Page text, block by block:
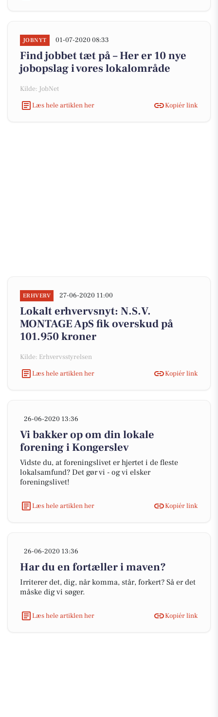
JOBNYT 01-07-2020 08:33
Find jobbet tæt på – Her er 10 nye
jobopslag i vores lokalområde
Kilde: JobNet
Læs hele artiklen her
Kopiér link
ERHVERV 27-06-2020 11:00
Lokalt erhvervsnyt: N.S.V.
MONTAGE ApS fik overskud på
101.950 kroner
Kilde: Erhvervsstyrelsen
Læs hele artiklen her
Kopiér link
26-06-2020 13:36
Vi bakker op om din lokale
forening i Kongerslev
Vidste du, at foreningslivet er hjertet i de fleste
lokalsamfund? Det gør vi - og vi elsker
foreningslivet!
Læs hele artiklen her Kopiér link
26-06-2020 13:36
Har du en fortæller i maven?
Irriterer det, dig, når komma, står, forkert? Så er det
måske dig vi søger.
Læs hele artiklen her Kopiér link